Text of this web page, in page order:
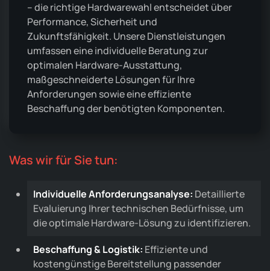
– die richtige Hardwarewahl entscheidet über
Performance, Sicherheit und
Zukunftsfähigkeit. Unsere Dienstleistungen
umfassen eine individuelle Beratung zur
optimalen Hardware-Ausstattung,
maßgeschneiderte Lösungen für Ihre
Anforderungen sowie eine effiziente
Beschaffung der benötigten Komponenten.
Was wir für Sie tun:
Individuelle Anforderungsanalyse: Detaillierte
Evaluierung Ihrer technischen Bedürfnisse, um
die optimale Hardware-Lösung zu identifizieren.
Beschaffung & Logistik: Effiziente und
kostengünstige Bereitstellung passender